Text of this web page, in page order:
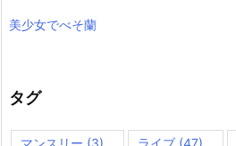
美少女でべそ蘭
タグ